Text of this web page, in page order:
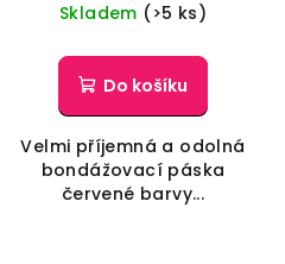
Skladem (>5 ks)
Do košíku
Velmi příjemná a odolná
bondážovací páska
červené barvy...